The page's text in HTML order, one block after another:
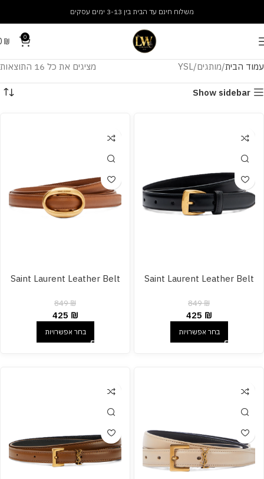
משלוח חינם עד הבית בין 3-13 ימים עסקים
0
₪
עמוד הבית מותגים YSL מציגים את כל ⁦16⁩ התוצאות
Show sidebar
Saint Laurent Leather Belt
849₪
425 ₪
בחר אפשרויות
Saint Laurent Leather Belt
849₪
425 ₪
בחר אפשרויות